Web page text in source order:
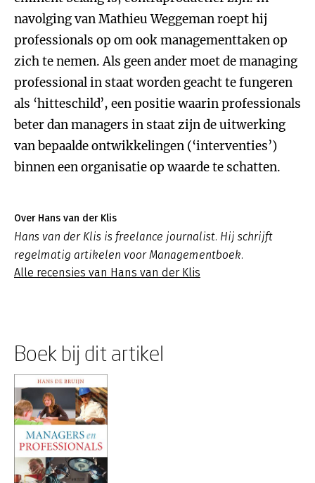
navolging van Mathieu Weggeman roept hij
professionals op om ook managementtaken op
zich te nemen. Als geen ander moet de managing
professional in staat worden geacht te fungeren
als ‘hitteschild’, een positie waarin professionals
beter dan managers in staat zijn de uitwerking
van bepaalde ontwikkelingen (‘interventies’)
binnen een organisatie op waarde te schatten.
Over Hans van der Klis
Hans van der Klis is freelance journalist. Hij schrijft
regelmatig artikelen voor Managementboek.
Alle recensies van Hans van der Klis
Boek bij dit artikel